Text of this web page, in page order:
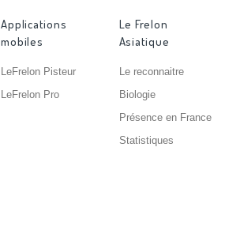
Applications
mobiles
LeFrelon Pisteur
LeFrelon Pro
Le Frelon
Asiatique
Le reconnaitre
Biologie
Présence en France
Statistiques